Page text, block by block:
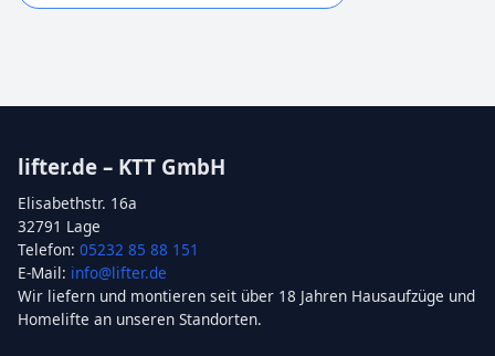
lifter.de – KTT GmbH
Elisabethstr. 16a
32791 Lage
Telefon: 05232 85 88 151
E-Mail: info@lifter.de
Wir liefern und montieren seit über 18 Jahren Hausaufzüge und
Homelifte an unseren Standorten.